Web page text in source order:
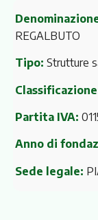
REGALBUTO
Tipo: Strutture
Partita IVA:
Anno di
Sede legale: